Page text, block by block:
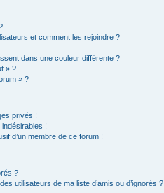
et comment les rejoindre ?
dans une couleur différente ?
» ?
» ?
privés !
!
d’un membre de ce forum !
?
utilisateurs de ma liste d’amis ou d’ignorés ?